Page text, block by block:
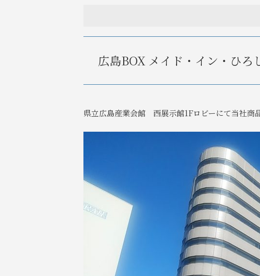
広島BOX メイド・イン・ひろ
県立広島産業会館 西展示館1Fロビーにて当社商